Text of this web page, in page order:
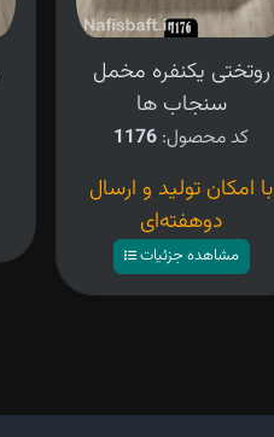
روتختی یکنفره مخمل
سنجاب ها
کد محصول: 1176
با امکان تولید و ارسال
دوهفته‌ای
مشاهده جزئیات